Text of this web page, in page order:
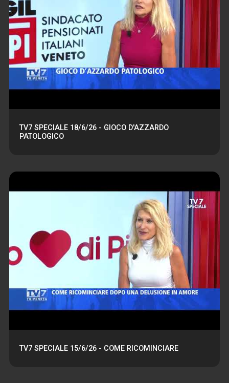
TV7 SPECIALE 18/6/26 - GIOCO D'AZZARDO
PATOLOGICO
TV7 SPECIALE 15/6/26 - COME RICOMINCIARE